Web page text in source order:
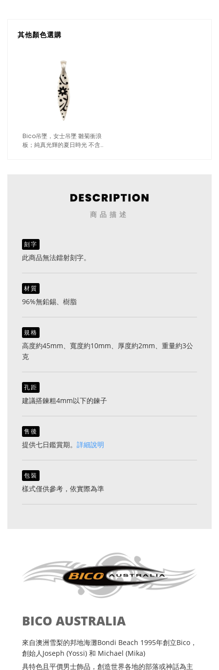
其他顏色選購
Bico吊墜，女士吊墜 雛菊衝浪
板；純真光輝的夏日時光 不含
商品描述
刻字
此商品無法鐳射刻字。
材質
96%無鉛錫、樹脂
規格
高度約45mm、寬度約10mm、厚度約2mm、重量約3公
克
孔距
建議搭鍊粗4mm以下的鍊子
售後
提供七日鑑賞期。 詳細說明
包裝
樣式僅供參考，依實際為準
BICO AUSTRALIA
來自澳洲雪梨的邦地海灘Bondi Beach 1995年創立Bico，
創始人Joseph (Yossi) 和 Michael (Mika)
具特色且平價男士飾品，創造世界各地的部落或神話為主